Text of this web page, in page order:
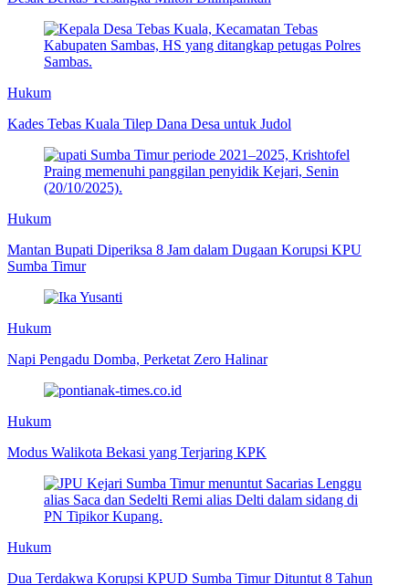
Hukum
Kades Tebas Kuala Tilep Dana Desa untuk Judol
Hukum
Mantan Bupati Diperiksa 8 Jam dalam Dugaan Korupsi KPU
Sumba Timur
Hukum
Napi Pengadu Domba, Perketat Zero Halinar
Hukum
Modus Walikota Bekasi yang Terjaring KPK
Hukum
Dua Terdakwa Korupsi KPUD Sumba Timur Dituntut 8 Tahun